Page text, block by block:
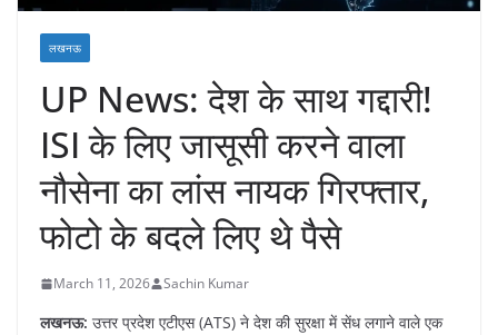
लखनऊ
UP News: देश के साथ गद्दारी!
ISI के लिए जासूसी करने वाला
नौसेना का लांस नायक गिरफ्तार,
फोटो के बदले लिए थे पैसे
March 11, 2026 Sachin Kumar
लखनऊ: उत्तर प्रदेश एटीएस (ATS) ने देश की सुरक्षा में सेंध लगाने वाले एक